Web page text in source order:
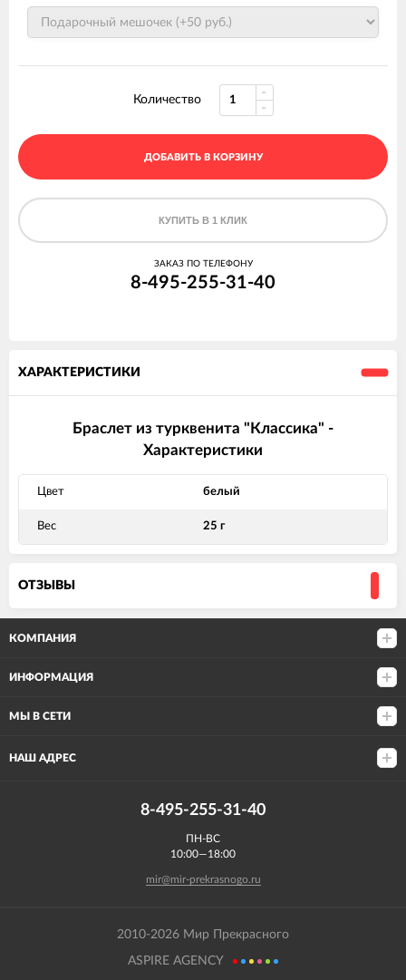
Количество
ДОБАВИТЬ В КОРЗИНУ
КУПИТЬ В 1 КЛИК
ЗАКАЗ ПО ТЕЛЕФОНУ
8-495-255-31-40
ХАРАКТЕРИСТИКИ
Браслет из турквенита "Классика" -
Характеристики
Цвет белый
Вес 25 г
ОТЗЫВЫ
КОМПАНИЯ
ИНФОРМАЦИЯ
МЫ В СЕТИ
НАШ АДРЕС
8-495-255-31-40
ПН-ВС
10:00—18:00
mir@mir-prekrasnogo.ru
2010-2026 Мир Прекрасного
ASPIRE AGENCY